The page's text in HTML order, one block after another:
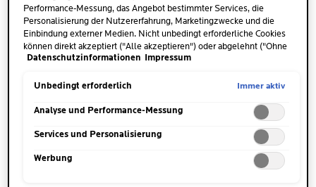
ANTHELIOS
INVISIBLE FAMILY SPRAY
LSF 50+
INVISIBLE SPRAY LSF
OHNE DUFTSTOFFE
Performance-Messung, das Angebot bestimmter Services, die
Personalisierung der Nutzererfahrung, Marketingzwecke und die
Einbindung externer Medien. Nicht unbedingt erforderliche Cookies
können direkt akzeptiert ("Alle akzeptieren") oder abgelehnt ("Ohne
Einwilligung fortfahren") werden. Individuelle Anpassungen der
speichern"). Die Auswahl kann jederzeit unter dem Link "Cookie-
unsere Datenschutzinformationen.
Datenschutzinformationen Impressum
Unbedingt erforderlich Immer aktiv
Analyse und Performance-Messung
Services und Personalisierung
Werbung